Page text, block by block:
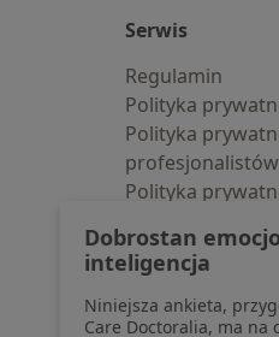
Serwis
Regulamin
Polityka
Polityka
profesjonalistów
Polityka
pozyskaliśmy
Polityka cookies
Jak działają
Dobrostan
inteligencja
Niniejsza ankieta,
Care Doctoralia, ma na